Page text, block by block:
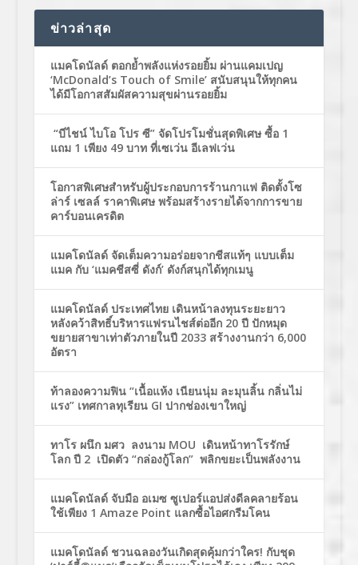
ข่าวล่าสุด
แมคโดนัลด์ ตอกย้ำพลังแห่งรอยยิ้ม ผ่านแคมเปญ
‘McDonald’s Touch of Smile’ สนับสนุนให้ทุกคน
ได้มีโอกาสสัมผัสความสุขผ่านรอยยิ้ม
“บีไชน์ ไบโอ โปร ซี” จัดโปรโมชั่นสุดพิเศษ ซื้อ 1
แถม 1 เพียง 49 บาท ที่เซเว่น อีเลฟเว่น
โอกาสพิเศษสำหรับผู้ประกอบการร้านกาแฟ ติดตั้งโซ
ล่าร์ เซลล์ ราคาพิเศษ พร้อมสร้างรายได้จากการขาย
คาร์บอนเครดิต
แมคโดนัลด์ จัดเต็มความอร่อยจากชีสแท้ๆ แบบเต็ม
แมค กับ ‘แมคชีสซี่ ดังก์’ ดังก์สนุกได้ทุกเมนู
แมคโดนัลด์ ประเทศไทย เดินหน้าลงทุนระยะยาว
หลังคว้าสิทธิ์บริหารแฟรนไชส์ต่ออีก 20 ปี ปักหมุด
ขยายสาขาเท่าตัวภายในปี 2033 สร้างงานกว่า 6,000
อัตรา
ท้าลองความฟิน “เนื้อแห้ง เนียนนุ่ม ละมุนลิ้น กลิ่นไม่
แรง” เทศกาลทุเรียน GI ปากช่องเขาใหญ่
ทาโร ผนึก มศว ลงนาม MOU เดินหน้าทาโรรักษ์
โลก ปี 2 เปิดตัว “กล่องกู้โลก” พลิกขยะเป็นพลังงาน
แมคโดนัลด์ จับมือ อเมซ ซูเปอร์แอปส่งดีลคลายร้อน
ใช้เพียง 1 Amaze Point แลกซื้อไอศกรีมโคน
แมคโดนัลด์ ชวนฉลองวันเกิดสุดคุ้มกว่าใคร! กับชุด